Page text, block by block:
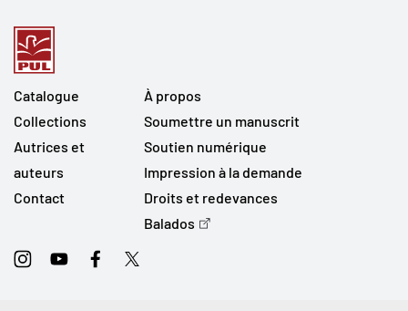
Catalogue
Collections
Autrices et
auteurs
Contact
À propos
Soumettre un manuscrit
Soutien numérique
Impression à la demande
Droits et redevances
Balados
InstagramYoutubeFacebookTwitter